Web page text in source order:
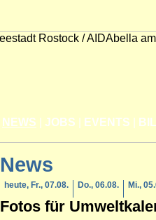
NEWS JOBS EVENTS
News
heute, Fr., 07.08. Do., 06.08. Mi.,
Fotos für